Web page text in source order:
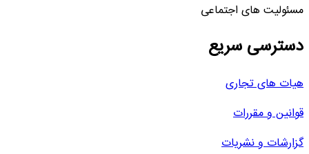
مسئولیت های اجتماعی
دسترسی سریع
هیات های تجاری
قوانین و مقررات
گزارشات و نشریات